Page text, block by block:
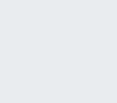
8: Ghidul complet